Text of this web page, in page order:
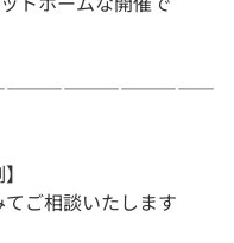
ご相談いたします